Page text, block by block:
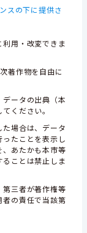
スの下に提供さ
用・改変できま
著作物を自由に
ータの出典（本
ください。
場合は、データ
たことを表示し
、あたかも本市等
ことは禁止しま
三者が著作権等
者の責任で当該第